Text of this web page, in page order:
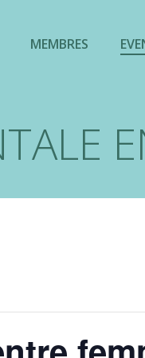
MEMBRES